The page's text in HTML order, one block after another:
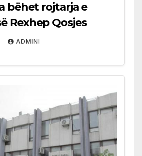
bëhet rojtarja e
Rexhep Qosjes
ADMINI